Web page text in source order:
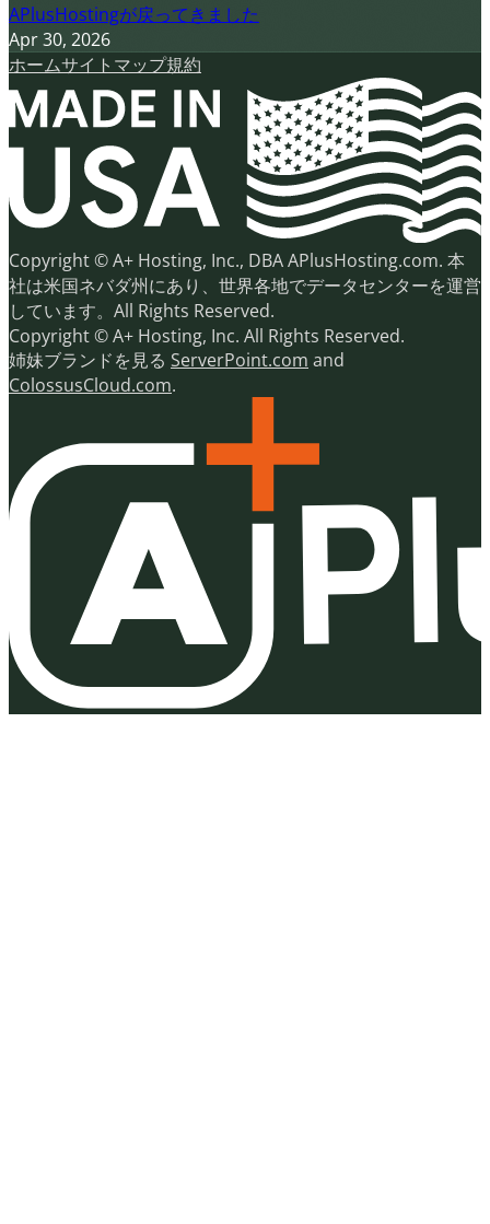
APlusHostingが戻ってきました
Apr 30, 2026
ホームサイトマップ規約
Copyright © A+ Hosting, Inc., DBA APlusHosting.com. 本
社は米国ネバダ州にあり、世界各地でデータセンターを運営
しています。All Rights Reserved.
Copyright © A+ Hosting, Inc. All Rights Reserved.
姉妹ブランドを見る ServerPoint.com and
ColossusCloud.com.